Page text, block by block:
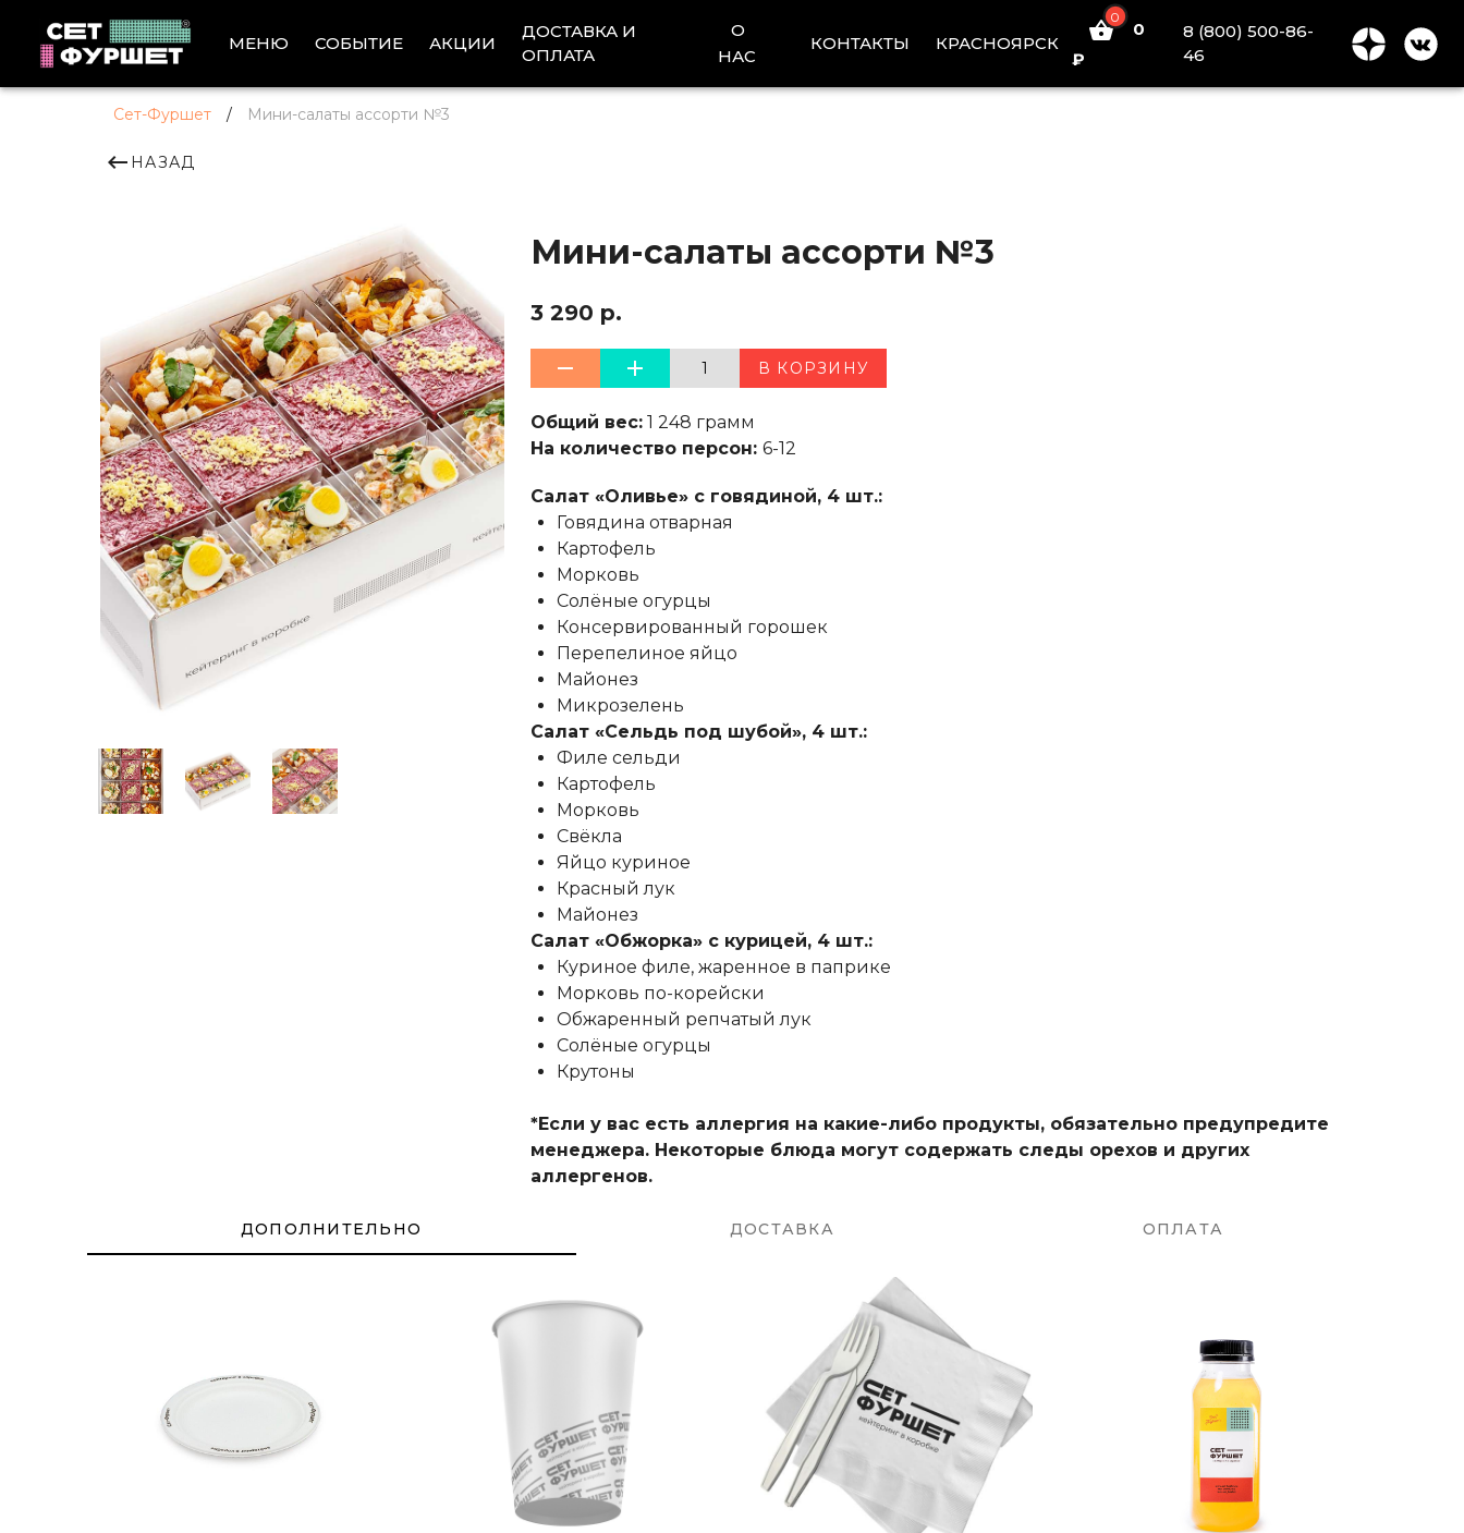
МЕНЮ СОБЫТИЕ АКЦИИ
ДОСТАВКА И
ОПЛАТА
О
НАС
КОНТАКТЫ КРАСНОЯРСК
0
0
₽
8 (800) 500-86-
46
Сет-Фуршет / Мини-салаты ассорти №3
НАЗАД
Мини-салаты ассорти №3
3 290 р.
1 В КОРЗИНУ
Общий вес:1 248 грамм
На количество персон: 6-12
Салат «Оливье» с говядиной, 4 шт.:
Говядина отварная
Картофель
Морковь
Солёные огурцы
Консервированный горошек
Перепелиное яйцо
Майонез
Микрозелень
Салат «Сельдь под шубой», 4 шт.:
Филе сельди
Картофель
Морковь
Свёкла
Яйцо куриное
Красный лук
Майонез
Салат «Обжорка» с курицей, 4 шт.:
Куриное филе, жаренное в паприке
Морковь по-корейски
Обжаренный репчатый лук
Солёные огурцы
Крутоны
*Если у вас есть аллергия на какие-либо продукты, обязательно предупредите
менеджера. Некоторые блюда могут содержать следы орехов и других
аллергенов.
ДОПОЛНИТЕЛЬНО ДОСТАВКА ОПЛАТА